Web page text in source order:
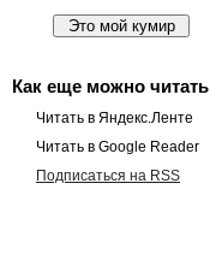
Как еще можно читать
Читать в Яндекс.Ленте
Читать в Google Reader
Подписаться на RSS